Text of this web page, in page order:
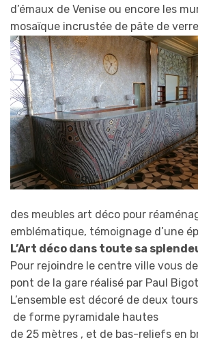
d’émaux de Venise ou encore les
mosaïque incrustée de pâte de
des meubles art déco pour
emblématique, témoignage d’une
L’Art déco dans toute sa
Pour rejoindre le centre ville vous
pont de la gare réalisé par Paul
L’ensemble est décoré de deux
de forme pyramidale hautes
de 25 mètres , et de bas-reliefs en